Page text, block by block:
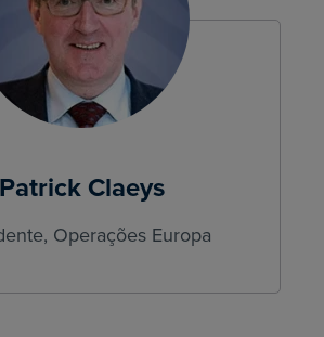
Patrick Claeys
Operações Europa